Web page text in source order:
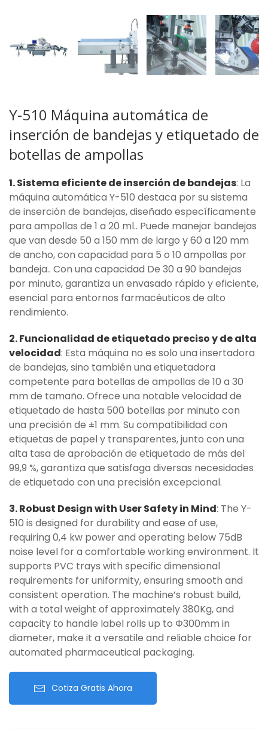
Y-510 Máquina automática de
inserción de bandejas y etiquetado de
botellas de ampollas
1. Sistema eficiente de inserción de bandejas: La
máquina automática Y-510 destaca por su sistema
de inserción de bandejas, diseñado específicamente
para ampollas de 1 a 20 ml.. Puede manejar bandejas
que van desde 50 a 150 mm de largo y 60 a 120 mm
de ancho, con capacidad para 5 o 10 ampollas por
bandeja.. Con una capacidad De 30 a 90 bandejas
por minuto, garantiza un envasado rápido y eficiente,
esencial para entornos farmacéuticos de alto
rendimiento.
2. Funcionalidad de etiquetado preciso y de alta
velocidad: Esta máquina no es solo una insertadora
de bandejas, sino también una etiquetadora
competente para botellas de ampollas de 10 a 30
mm de tamaño. Ofrece una notable velocidad de
etiquetado de hasta 500 botellas por minuto con
una precisión de ±1 mm. Su compatibilidad con
etiquetas de papel y transparentes, junto con una
alta tasa de aprobación de etiquetado de más del
99,9 %, garantiza que satisfaga diversas necesidades
de etiquetado con una precisión excepcional.
3. Robust Design with User Safety in Mind: The Y-
510 is designed for durability and ease of use,
requiring 0,4 kw power and operating below 75dB
noise level for a comfortable working environment. It
supports PVC trays with specific dimensional
requirements for uniformity, ensuring smooth and
consistent operation. The machine’s robust build,
with a total weight of approximately 380Kg, and
capacity to handle label rolls up to Φ300mm in
diameter, make it a versatile and reliable choice for
automated pharmaceutical packaging.
Cotiza Gratis Ahora